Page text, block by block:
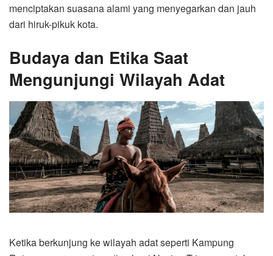
menciptakan suasana alami yang menyegarkan dan jauh
dari hiruk-pikuk kota.
Budaya dan Etika Saat
Mengunjungi Wilayah Adat
Ketika berkunjung ke wilayah adat seperti Kampung